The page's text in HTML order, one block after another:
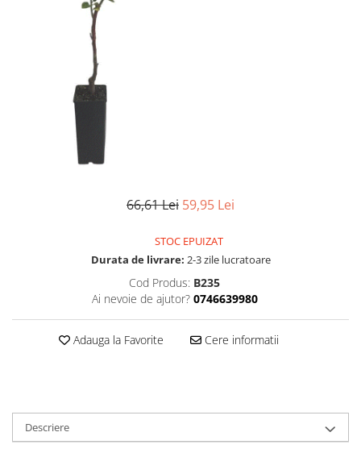
66,61 Lei 59,95 Lei
STOC EPUIZAT
Durata de livrare: 2-3 zile lucratoare
Cod Produs: B235
Ai nevoie de ajutor? 0746639980
Adauga la Favorite Cere informatii
Descriere